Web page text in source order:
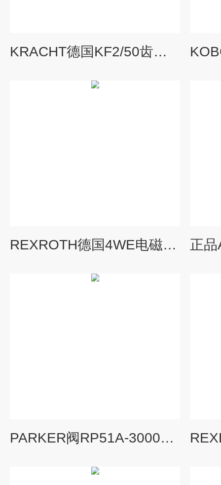
KRACHT德国KF2/50齿轮泵原厂直供
REXROTH德国4WE电磁阀价格好
PARKER阀RP51A-3000原厂直供